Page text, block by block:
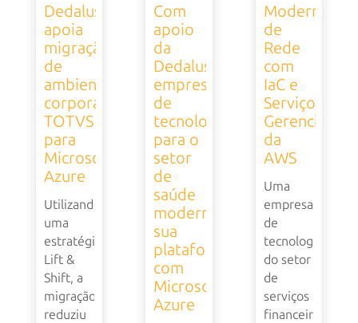
Dedalus
apoia
migração
de
ambiente
corporativo
TOTVS
para
Microsoft
Azure
Utilizando
uma
estratégia
Lift &
Shift, a
migração
reduziu
Com
apoio
da
Dedalus,
empresa
de
tecnologia
para o
setor
de
saúde
moderniza
sua
plataforma
com
Microsoft
Azure
de
Rede
com
IaC e
Serviços
Gerenciados
da
AWS
Uma
empresa
de
tecnologia
do setor
de
serviços
financeiros